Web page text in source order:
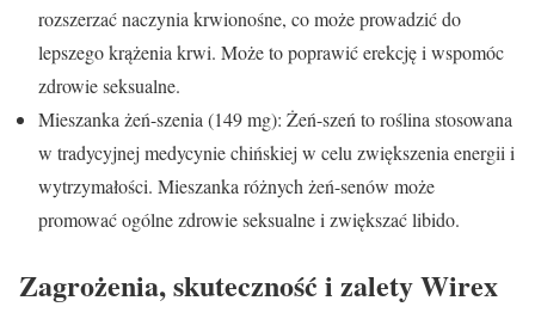
rozszerzać naczynia krwionośne, co może prowadzić do
lepszego krążenia krwi. Może to poprawić erekcję i wspomóc
zdrowie seksualne.
Mieszanka żeń-szenia (149 mg): Żeń-szeń to roślina stosowana
w tradycyjnej medycynie chińskiej w celu zwiększenia energii i
wytrzymałości. Mieszanka różnych żeń-senów może
promować ogólne zdrowie seksualne i zwiększać libido.
Zagrożenia, skuteczność i zaletyWirex